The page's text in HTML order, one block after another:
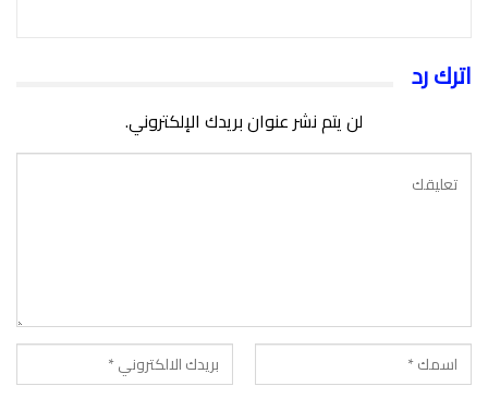
اترك رد
لن يتم نشر عنوان بريدك الإلكتروني.